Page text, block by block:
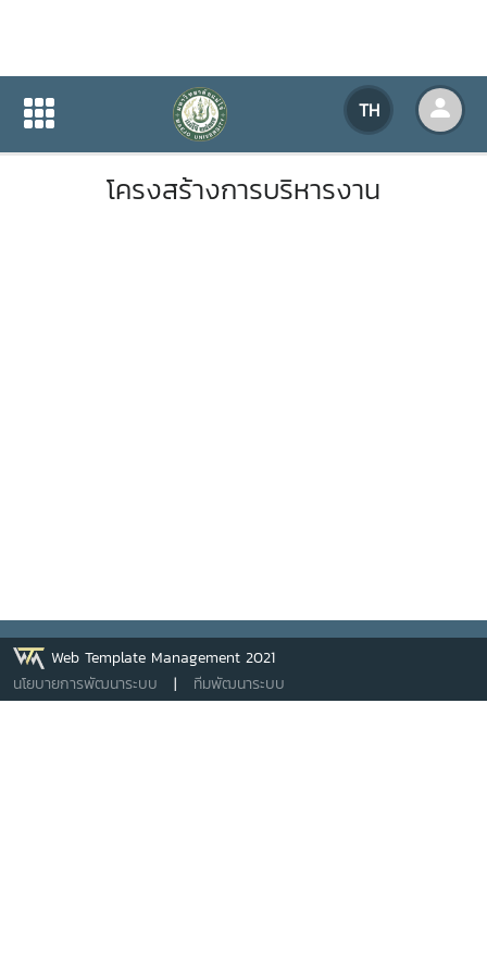
TH
โครงสร้างการบริหารงาน
เกี่ยวกับหน่วยงาน โครงสร้างการบริหารงาน
โครงสร้างการบริหารงาน
Web Template Management 2021
นโยบายการพัฒนาระบบ | ทีมพัฒนาระบบ